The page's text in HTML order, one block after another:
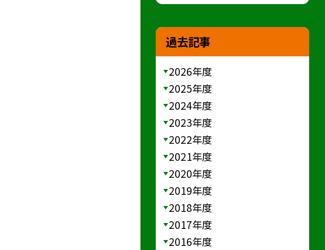
過去記事
2026年度
2025年度
2024年度
2023年度
2022年度
2021年度
2020年度
2019年度
2018年度
2017年度
2016年度